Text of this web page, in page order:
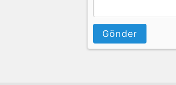
Gönder